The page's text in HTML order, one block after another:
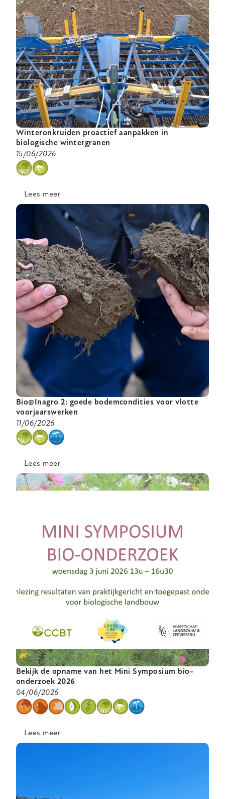
Winteronkruiden proactief aanpakken in
biologische wintergranen
15/06/2026
categorie
Lees meer
Winteronkruiden
proactief
aanpakken
biologische
wintergranen
Bio@Inagro 2: goede bodemcondities voor vlotte
voorjaarswerken
11/06/2026
categorie
Lees meer
Bio@Inagro
2:
voor
vlotte
voorjaarswerken
Bekijk de opname van het Mini Symposium bio-
onderzoek 2026
04/06/2026
categorie
Lees meer
Bekijk